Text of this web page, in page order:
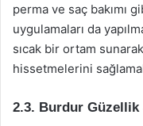
perma ve saç bakımı
uygulamaları da
sıcak bir ortam
hissetmelerini
2.3. Burdur Güzellik